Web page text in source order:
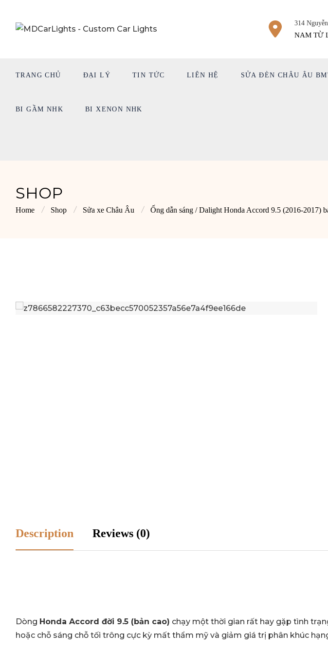
314
NAM TỪ
TRANG CHỦ ĐẠI LÝ TIN TỨC LIÊN HỆ SỬA ĐÈN CHÂU ÂU
BI GẦM NHK BI XENON NHK
SHOP
Home Shop Sửa xe Châu Âu Ống dẫn sáng / Dalight Honda Accord 9.5 (2016-2017)
Description Reviews (0)
Dòng Honda Accord đời 9.5 (bản cao) chạy một thời gian rất hay gặp tình
hoặc chỗ sáng chỗ tối trông cực kỳ mất thẩm mỹ và giảm giá trị phân khúc